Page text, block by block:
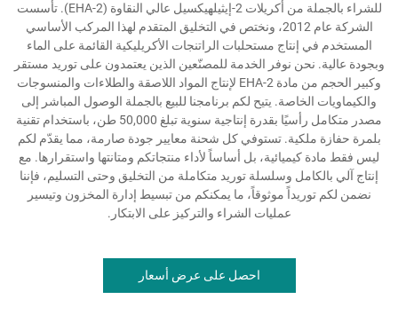
للشراء بالجملة من أكريلات 2-إيثيلهيكسيل عالي النقاوة (2-EHA). تأسست
الشركة عام 2012، ونختص في التخليق المتقدم لهذا المركب الأساسي
المستخدم في إنتاج مستحلبات الراتنجات الأكريليكية القائمة على الماء
وبجودة عالية. نحن نوفر الخدمة للمصنّعين الذين يعتمدون على توريد مستقر
وكبير الحجم من مادة 2-EHA لإنتاج المواد اللاصقة والطلاءات والمنسوجات
والكيماويات الخاصة. يتيح لكم برنامجنا للبيع بالجملة الوصول المباشر إلى
مصدر متكامل رأسيًا بقدرة إنتاجية سنوية تبلغ 50,000 طن، باستخدام تقنية
بلمرة حفازة ملكية. تستوفي كل شحنة معايير جودة صارمة، مما يقدّم لكم
ليس فقط مادة كيميائية، بل أساساً لأداء منتجاتكم ومتانتها واستقرارها. مع
إنتاج آلي بالكامل وسلسلة توريد متكاملة من التخليق وحتى التسليم، فإننا
نضمن لكم توريداً موثوقاً، ما يمكنكم من تبسيط إدارة المخزون وتيسير
عمليات الشراء والتركيز على الابتكار.
احصل على عرض أسعار